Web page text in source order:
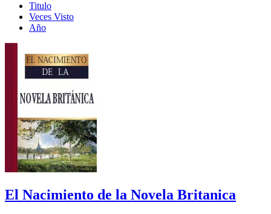
Titulo
Veces Visto
Año
El Nacimiento de la Novela Britanica